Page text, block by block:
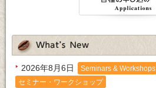
2026年8月6日
Seminars & Workshops
セミナー・ワークショップ